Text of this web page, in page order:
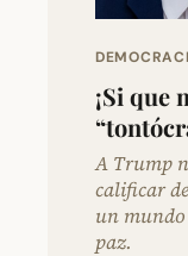
¡Si que
A Trump
calificar
un
paz.